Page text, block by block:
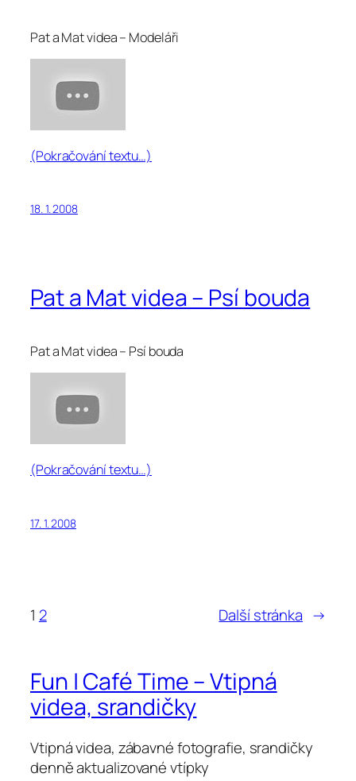
Pat a Mat videa – Modeláři
(Pokračování textu…)
18. 1. 2008
Pat a Mat videa – Psí bouda
Pat a Mat videa – Psí bouda
(Pokračování textu…)
17. 1. 2008
1 2 Další stránka →
Fun | Café Time – Vtipná
videa, srandičky
Vtipná videa, zábavné fotografie, srandičky
denně aktualizované vtípky